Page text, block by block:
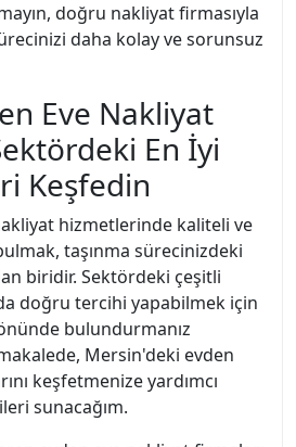
doğru nakliyat firmasıyla
daha kolay ve sorunsuz
Eve Nakliyat
En İyi
Keşfedin
hizmetlerinde kaliteli ve
taşınma sürecinizdeki
biridir. Sektördeki çeşitli
doğru tercihi yapabilmek için
bulundurmanız
Mersin'deki evden
keşfetmenize yardımcı
sunacağım.